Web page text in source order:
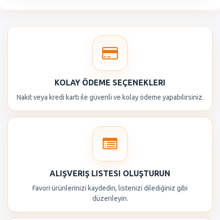
KOLAY ÖDEME SEÇENEKLERI
Nakit veya kredi kartı ile güvenli ve kolay ödeme yapabilirsiniz.
ALIŞVERIŞ LISTESI OLUŞTURUN
Favori ürünlerinizi kaydedin, listenizi dilediğiniz gibi
düzenleyin.